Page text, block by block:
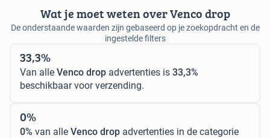
Wat je moet weten over Venco drop
De onderstaande waarden zijn gebaseerd op je zoekopdracht en de
ingestelde filters
33,3%
Van alle Venco drop advertenties is 33,3%
beschikbaar voor verzending.
0%
0% van alle Venco drop advertenties in de categorie